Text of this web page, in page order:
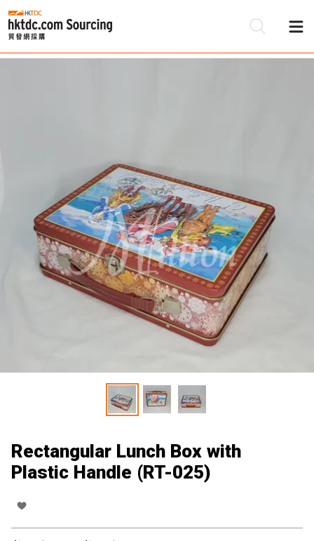
Rectangular Lunch Box with
Plastic Handle (RT-025)